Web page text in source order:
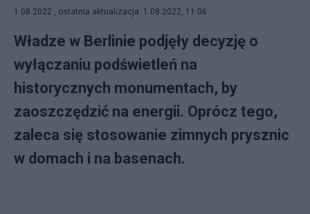
1.08.2022 , ostatnia aktualizacja: 1.08.2022, 11:06
Władze w Berlinie podjęły decyzję o
wyłączaniu podświetleń na
historycznych monumentach, by
zaoszczędzić na energii. Oprócz tego,
zaleca się stosowanie zimnych prysznic
w domach i na basenach.